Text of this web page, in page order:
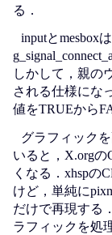
る．
inputとmesbox
しかして，親の
される仕様にな
値をTRUEから
グラフィック
いると，X.org
くなる．xhspの
けど，単純に
だけで再現する
ラフィックを処